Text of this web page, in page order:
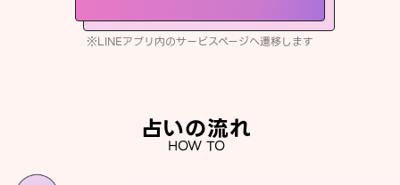
※LINEアプリ内のサービスページへ遷移します
占いの流れ
HOW TO